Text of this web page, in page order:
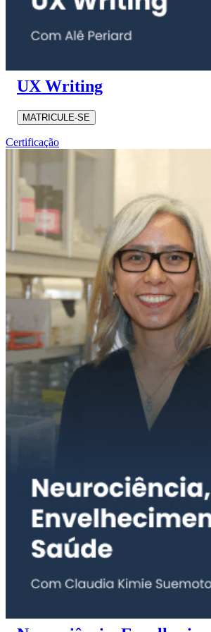
UX Writing
MATRICULE-SE
Certificação